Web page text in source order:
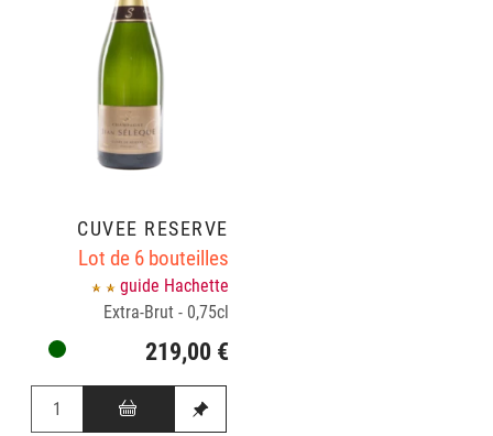
CUVÉE RÉSERVE
Lot de 6 bouteilles
guide Hachette
Extra-Brut - 0,75cl
219,00 €